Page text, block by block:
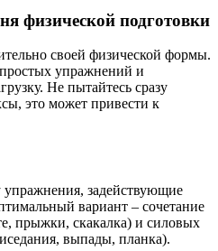
физической подготовки
своей физической формы.
упражнений и
Не пытайтесь сразу
это может привести к
задействующие
вариант – сочетание
прыжки, скакалка) и силовых
выпады, планка).